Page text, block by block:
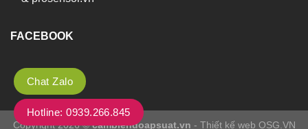
FACEBOOK
Copyright 2026 ©cambiendoapsuat.vn - Thiết kế web OSG.VN
Chat Zalo
Hotline: 0939.266.845